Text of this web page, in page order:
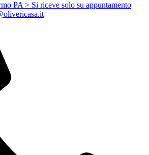
PA > Si riceve solo su appuntamento